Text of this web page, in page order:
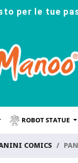
per le tue
ROBOT STATUE
COMICS